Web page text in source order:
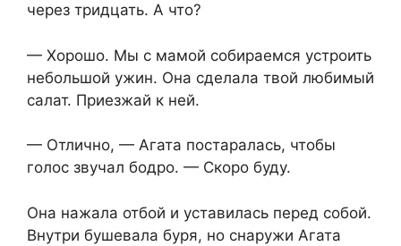
через тридцать. А что?
— Хорошо. Мы с мамой собираемся устроить
небольшой ужин. Она сделала твой любимый
салат. Приезжай к ней.
— Отлично, — Агата постаралась, чтобы
голос звучал бодро. — Скоро буду.
Она нажала отбой и уставилась перед собой.
Внутри бушевала буря, но снаружи Агата